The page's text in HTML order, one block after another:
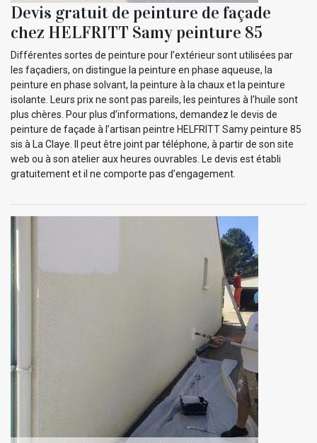
Devis gratuit de peinture de façade
chez HELFRITT Samy peinture 85
Différentes sortes de peinture pour l’extérieur sont utilisées par
les façadiers, on distingue la peinture en phase aqueuse, la
peinture en phase solvant, la peinture à la chaux et la peinture
isolante. Leurs prix ne sont pas pareils, les peintures à l’huile sont
plus chères. Pour plus d’informations, demandez le devis de
peinture de façade à l’artisan peintre HELFRITT Samy peinture 85
sis à La Claye. Il peut être joint par téléphone, à partir de son site
web ou à son atelier aux heures ouvrables. Le devis est établi
gratuitement et il ne comporte pas d’engagement.